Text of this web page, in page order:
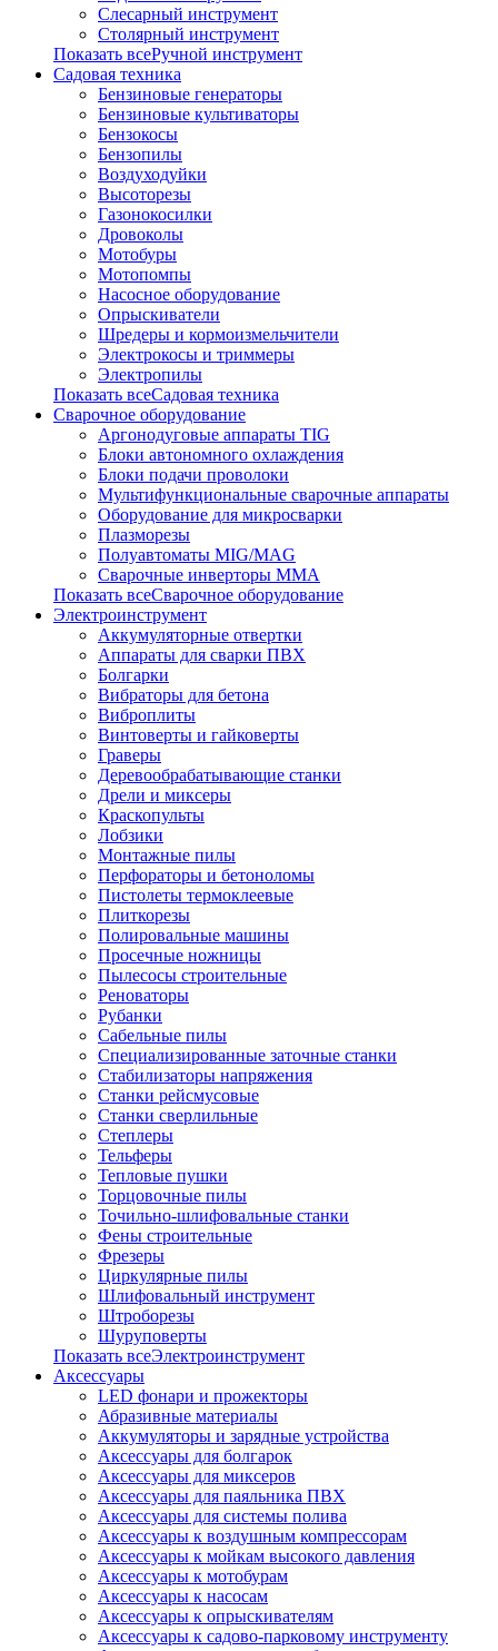
Слесарный инструмент
Столярный инструмент
Показать всеРучной инструмент
Садовая техника
Бензиновые генераторы
Бензиновые культиваторы
Бензокосы
Бензопилы
Воздуходуйки
Высоторезы
Газонокосилки
Дровоколы
Мотобуры
Мотопомпы
Насосное оборудование
Опрыскиватели
Шредеры и кормоизмельчители
Электрокосы и триммеры
Электропилы
Показать всеСадовая техника
Сварочное оборудование
Аргонодуговые аппараты TIG
Блоки автономного охлаждения
Блоки подачи проволоки
Мультифункциональные сварочные аппараты
Оборудование для микросварки
Плазморезы
Полуавтоматы MIG/MAG
Сварочные инверторы ММА
Показать всеСварочное оборудование
Электроинструмент
Аккумуляторные отвертки
Аппараты для сварки ПВХ
Болгарки
Вибраторы для бетона
Виброплиты
Винтоверты и гайковерты
Граверы
Деревообрабатывающие станки
Дрели и миксеры
Краскопульты
Лобзики
Монтажные пилы
Перфораторы и бетоноломы
Пистолеты термоклеевые
Плиткорезы
Полировальные машины
Просечные ножницы
Пылесосы строительные
Реноваторы
Рубанки
Сабельные пилы
Специализированные заточные станки
Стабилизаторы напряжения
Станки рейсмусовые
Станки сверлильные
Степлеры
Тельферы
Тепловые пушки
Торцовочные пилы
Точильно-шлифовальные станки
Фены строительные
Фрезеры
Циркулярные пилы
Шлифовальный инструмент
Штроборезы
Шуруповерты
Показать всеЭлектроинструмент
Аксессуары
LED фонари и прожекторы
Абразивные материалы
Аккумуляторы и зарядные устройства
Аксессуары для болгарок
Аксессуары для миксеров
Аксессуары для паяльника ПВХ
Аксессуары для системы полива
Аксессуары к воздушным компрессорам
Аксессуары к мойкам высокого давления
Аксессуары к мотобурам
Аксессуары к насосам
Аксессуары к опрыскивателям
Аксессуары к садово-парковому инструменту